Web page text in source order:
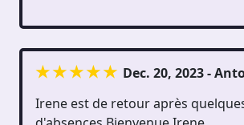
Dec. 20, 2023 -
Irene est de retour après